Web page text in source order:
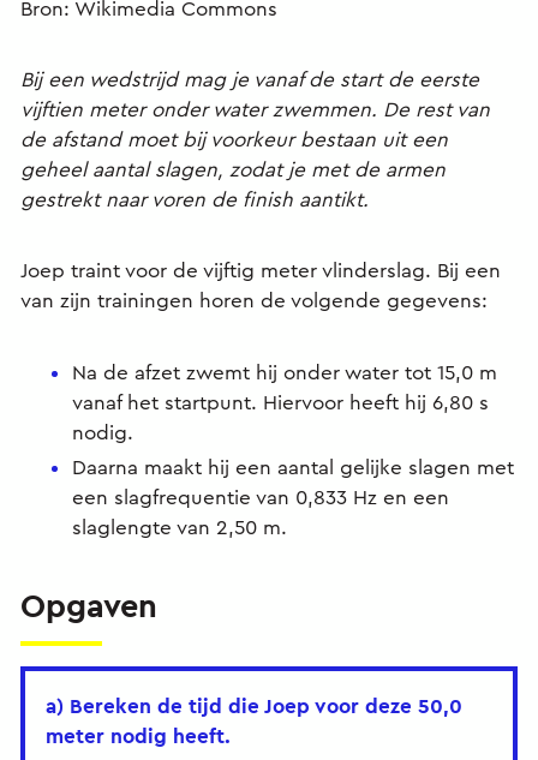
Bron: Wikimedia Commons
Bij een wedstrijd mag je vanaf de start de eerste
vijftien meter onder water zwemmen. De rest van
de afstand moet bij voorkeur bestaan uit een
geheel aantal slagen, zodat je met de armen
gestrekt naar voren de finish aantikt.
Joep traint voor de vijftig meter vlinderslag. Bij een
van zijn trainingen horen de volgende gegevens:
Na de afzet zwemt hij onder water tot 15,0 m
vanaf het startpunt. Hiervoor heeft hij 6,80 s
nodig.
Daarna maakt hij een aantal gelijke slagen met
een slagfrequentie van 0,833 Hz en een
slaglengte van 2,50 m.
Opgaven
a) Bereken de tijd die Joep voor deze 50,0
meter nodig heeft.